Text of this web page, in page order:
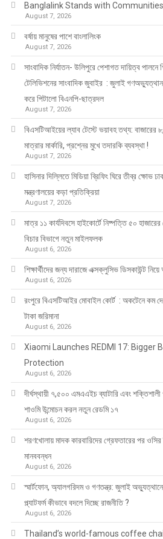
Banglalink Stands with
August 7, 2026
বর্ষায় মানুষের পাশে বাংলালিংক
August 7, 2026
সাংবাদিক নির্যাতন- উলিপুরে পেশাগত দায়িত্ব পালনে
টেলিভিশনের সাংবাদিক জুবাইর : জুলাই
করে পিটালো বিএনপি-ছাত্রদল
August 7, 2026
বিএসটিআইয়ের ল্যাব টেস্টে ভয়াবহ তথ্য: বাজারের ৮
মাত্রার মার্কারি, প্রশ্নের মুখে তদারকি ব্যবস্থা !
August 7, 2026
হাসিনার দিল্লিতে মিডিয়া ব্রিফিং ঘিরে তীব্র ক্ষোভ
মন্ত্রণালয়ের কড়া প্রতিক্রিয়া
August 7, 2026
মাত্র ১১ কার্যদিবসে হাইকোর্টে নিষ্পত্তি ৫০
বিচার বিভাগে নতুন মাইলফলক
August 6, 2026
শিক্ষার্থীদের জন্য দারাজে এক্সক্লুসিভ ডিসকাউন্ট
August 6, 2026
রংপুরে বিএসটিআইর মোবাইল কোর্ট : অকটেনে কম
টাকা জরিমানা
August 6, 2026
Xiaomi Launches REDMI 17: Bigger
Protection
August 6, 2026
দীর্ঘস্থায়ী ৭,৫০০ এমএএইচ ব্যাটারি এবং
শাওমি উন্মোচন করল নতুন রেডমি ১৭
August 6, 2026
শরণখোলায় মাদক কারবারিদের গ্রেফতারের পর ওসির
মানববন্ধন
August 6, 2026
স্মার্টফোন, অ্যালগরিদম ও গণতন্ত্র: জুলাই
প্ল্যাটফর্ম কীভাবে বদলে দিচ্ছে রাজনীতি ?
August 6, 2026
Thailand’s world-famous coffee